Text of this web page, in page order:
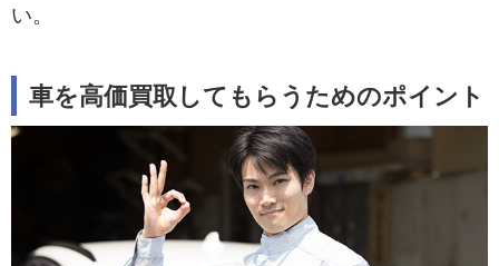
い。
車を高価買取してもらうためのポイント